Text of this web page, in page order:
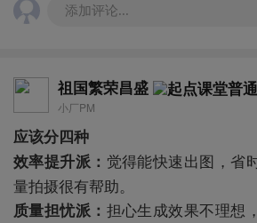
添加评论...
祖国繁荣昌盛
小厂PM
应该分四种
效率提升派： 觉得能快速出图，省
量拍摄很有帮助。
质量担忧派： 担心生成效果不理想